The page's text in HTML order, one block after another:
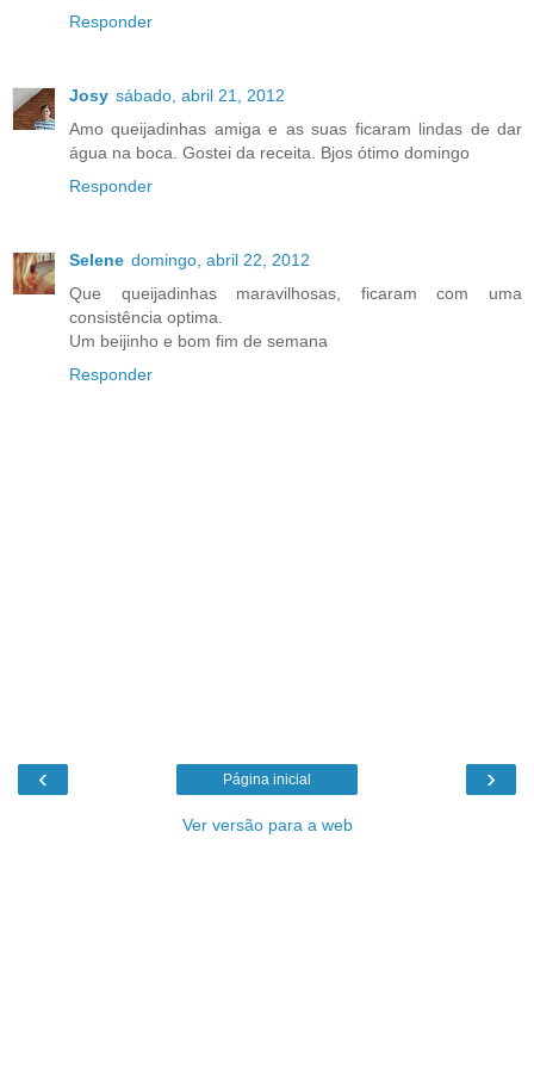
Responder
Josy sábado, abril 21, 2012
Amo queijadinhas amiga e as suas ficaram lindas de dar
água na boca. Gostei da receita. Bjos ótimo domingo
Responder
Selene domingo, abril 22, 2012
Que queijadinhas maravilhosas, ficaram com uma
consistência optima.
Um beijinho e bom fim de semana
Responder
‹ ›
Página inicial
Ver versão para a web